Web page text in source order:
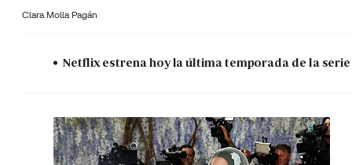
Clara Molla Pagán
Netflix estrena hoy la última temporada de la serie